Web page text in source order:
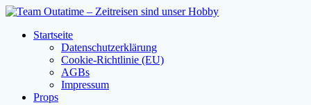
Zum
springenStartseite
Datenschutzerklärung
Cookie-Richtlinie (EU)
AGBs
Impressum
Props